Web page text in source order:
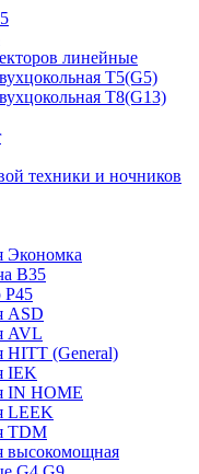
линейные
Т5(G5)
Т8(G13)
техники и ночников
Экономка
B35
ASD
AVL
HITT (General)
IEK
IN HOME
LEEK
TDM
высокомощная